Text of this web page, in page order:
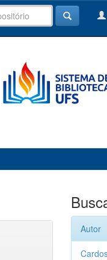
Autor